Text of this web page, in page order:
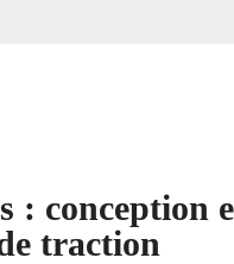
: conception
traction